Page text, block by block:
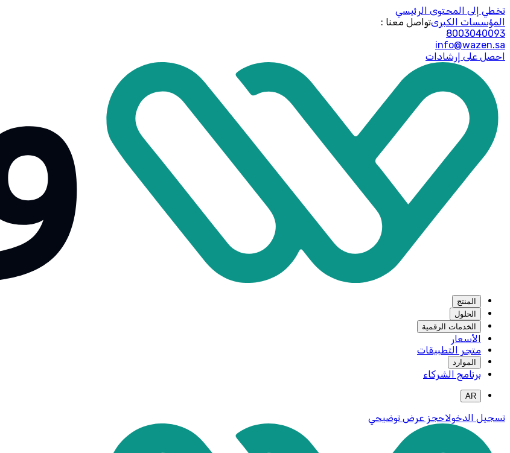
تخطي إلى المحتوى الرئيسي
المؤسسات الكبرى: تواصل معنا
8003040093
info@wazen.sa
احصل على إرشادات
المنتج
الحلول
الخدمات الرقمية
الأسعار
متجر التطبيقات
الموارد
برنامج الشركاء
AR
تسجيل الدخولاحجز عرض توضيحي